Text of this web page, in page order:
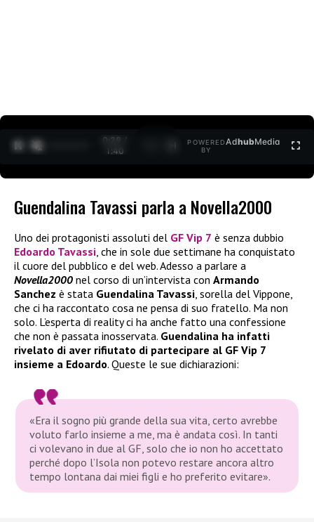
0:30 /
1:40
POWERED
BY
AdhubMedia
Guendalina Tavassi parla a Novella2000
Uno dei protagonisti assoluti del GF Vip 7 è senza dubbio
Edoardo Tavassi, che in sole due settimane ha conquistato
il cuore del pubblico e del web. Adesso a parlare a
Novella2000 nel corso di un’intervista con Armando
Sanchez è stata Guendalina Tavassi, sorella del Vippone,
che ci ha raccontato cosa ne pensa di suo fratello. Ma non
solo. L’esperta di reality ci ha anche fatto una confessione
che non è passata inosservata. Guendalina ha infatti
rivelato di aver rifiutato di partecipare al GF Vip 7
insieme a Edoardo. Queste le sue dichiarazioni:
«Era il sogno più grande della sua vita, certo avrebbe
voluto farlo insieme a me, ma è andata così. In tanti
ci volevano in due al GF, solo che io non ho accettato
perché dopo l’Isola non potevo restare ancora altro
tempo lontana dai miei figli e ho preferito evitare».